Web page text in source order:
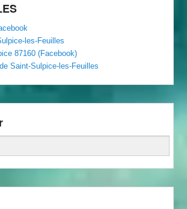
les-Feuilles
87160 (Facebook)
Saint-Sulpice-les-Feuilles